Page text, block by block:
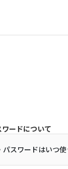
ードについて
パスワードはいつ